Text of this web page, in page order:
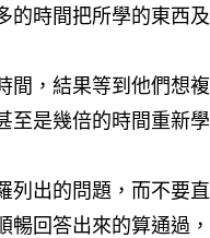
的時間把所學的東西及
，結果等到他們想複
至是幾倍的時間重新學
出的問題，而不要直
回答出來的算通過，